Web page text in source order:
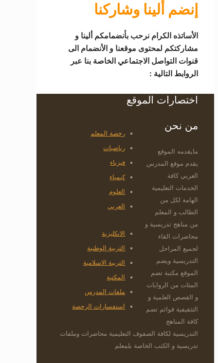
إنضم ألينا وشاركنا
الأساتذه الكرام نرحب بأنضمامكم ألينا و
مشاركتكم لمحتوى موقعنا و الأنضمام الى
قنوات التواصل الاجتماعي الخاصة بنا عبر
الروابط التالية :
اختصارات الموقع
رخصة المعلم
رياضيات
فيزياء
كيمياء
العلوم
العربي
الانكليزية
التربية الوطنية
التربية الاسلامية
المكتبة
ملفات المدرس
استفسارات الرخصة
من نحن
مايقدمه الموقع
يقدم موقع المدرس
العربي كافة
الخدمات التعليمية
الهامة لكل من
الطالب و المعلم
من مناهج تدريسية و
محاضرات القاء
لجميع المراحل
التدريسية ويضم
الموقع مكتبة تضم
المئات من الروايات
و القصص العلمية و
التثقيفية قوائم تضم
كافة المناهج
التدريسية لكافة الصفوف التعليمية محاضرات وملفات
تدريسية و الكتب الخاصة بلمعلم